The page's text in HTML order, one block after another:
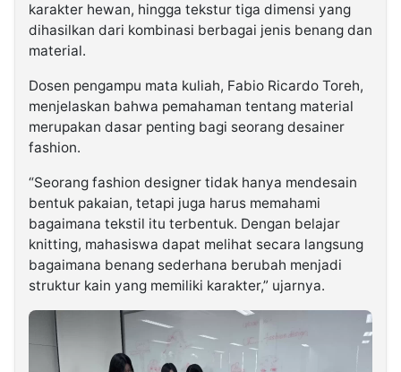
karakter hewan, hingga tekstur tiga dimensi yang
dihasilkan dari kombinasi berbagai jenis benang dan
material.
Dosen pengampu mata kuliah, Fabio Ricardo Toreh,
menjelaskan bahwa pemahaman tentang material
merupakan dasar penting bagi seorang desainer
fashion.
“Seorang fashion designer tidak hanya mendesain
bentuk pakaian, tetapi juga harus memahami
bagaimana tekstil itu terbentuk. Dengan belajar
knitting, mahasiswa dapat melihat secara langsung
bagaimana benang sederhana berubah menjadi
struktur kain yang memiliki karakter,” ujarnya.